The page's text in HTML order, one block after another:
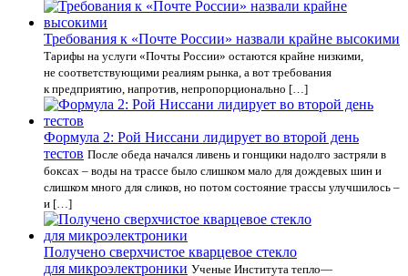
Требования к «Почте России» назвали крайне высокими
Тарифы на услуги «Почты России» остаются крайне низкими,
не соответствующими реалиям рынка, а вот требования
к предприятию, напротив, непропорционально […]
Формула 2: Рой Ниссани лидирует во второй день
тестов После обеда начался ливень и гонщики надолго застряли в
боксах – воды на трассе было слишком мало для дождевых шин и
слишком много для сликов, но потом состояние трассы улучшилось –
и […]
Получено сверхчистое кварцевое стекло
для микроэлектроники Ученые Института тепло—